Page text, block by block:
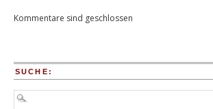
Kommentare sind geschlossen
SUCHE: